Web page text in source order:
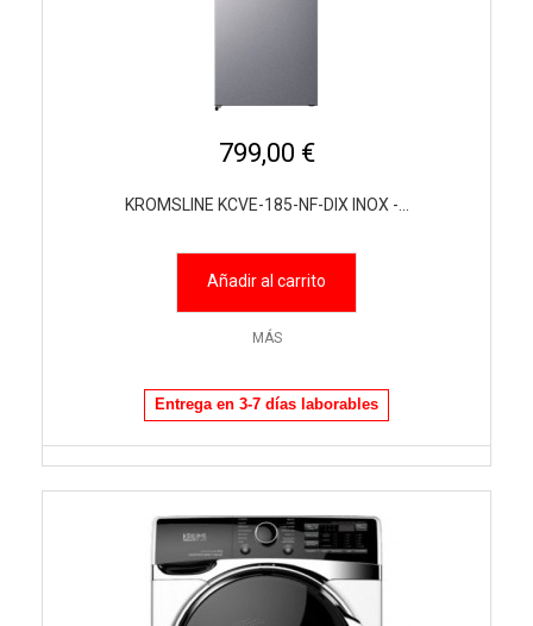
799,00 €
KROMSLINE KCVE-185-NF-DIX INOX -...
Añadir al carrito
MÁS
Entrega en 3-7 días laborables